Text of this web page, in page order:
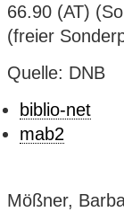
66.90 (AT)
(freier
Quelle: DNB
biblio-net
mab2
Mößner,